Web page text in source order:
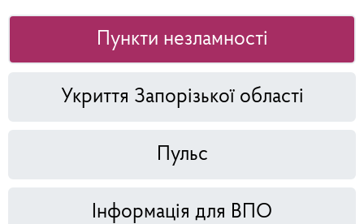
Пункти незламності
Укриття Запорізької області
Пульс
Інформація для ВПО